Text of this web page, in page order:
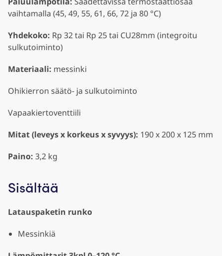
vaihtamalla (45, 49, 55, 61, 66, 72 ja 80 °C)
Yhdekoko: Rp 32 tai Rp 25 tai CU28mm (integroitu
sulkutoiminto)
Materiaali: messinki
Ohikierron säätö- ja sulkutoiminto
Vapaakiertoventtiili
Mitat (leveys x korkeus x syvyys): 190 x 200 x 125 mm
Paino: 3,2 kg
Sisältää
Latauspaketin runko
Messinkiä